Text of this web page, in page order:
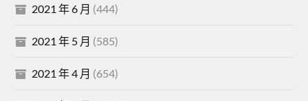
2021 年 6 月 (444)
2021 年 5 月 (585)
2021 年 4 月 (654)